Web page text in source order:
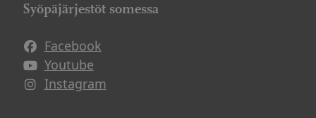
Syöpäjärjestöt somessa
Facebook
Avautuu uuteen ikkunaan
Youtube
Avautuu uuteen ikkunaan
Instagram
Avautuu uuteen ikkunaan